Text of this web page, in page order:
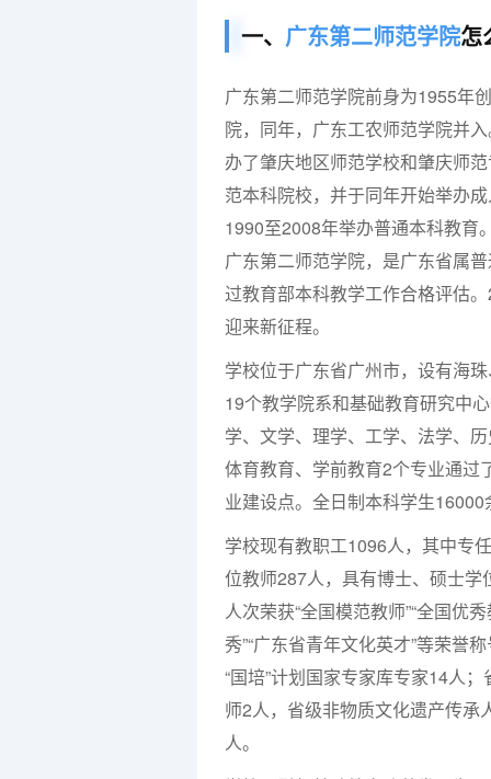
一、 广东第二师范学院怎
广东第二师范学院前身为1955年
院，同年，广东工农师范学院并
办了肇庆地区师范学校和肇庆师
范本科院校，并于同年开始举办
1990至2008年举办普通本科教育
广东第二师范学院，是广东省属
过教育部本科教学工作合格评估。
迎来新征程。
学校位于广东省广州市，设有海
19个教学院系和基础教育研究中
学、文学、理学、工学、法学、
体育教育、学前教育2个专业通过
业建设点。全日制本科学生16000
学校现有教职工1096人，其中专
位教师287人，具有博士、硕士
人次荣获“全国模范教师”“全国优
秀”“广东省青年文化英才”等荣誉
“国培”计划国家专家库专家14人；
师2人，省级非物质文化遗产传承
人。